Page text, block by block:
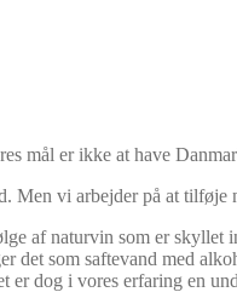
er ikke at have
Men vi arbejder på at tilføje
af naturvin som er skyllet
det som saftevand med
er dog i vores erfaring en